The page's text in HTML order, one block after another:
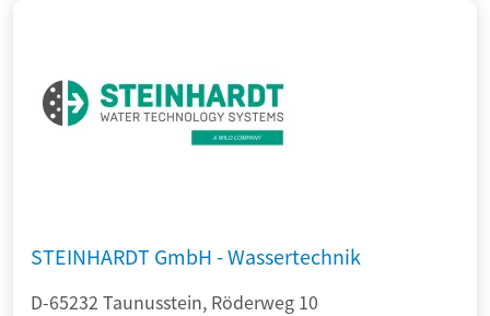
STEINHARDT GmbH - Wassertechnik
D-65232 Taunusstein, Röderweg 10